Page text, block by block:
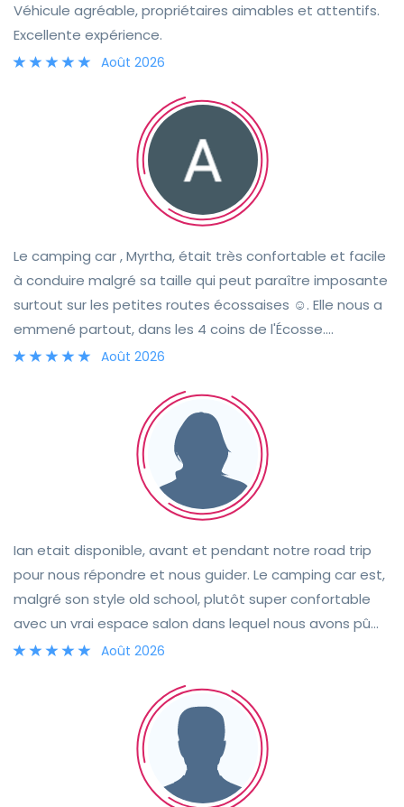
Véhicule agréable, propriétaires aimables et attentifs.
Excellente expérience.
Août 2026
Le camping car , Myrtha, était très confortable et facile
à conduire malgré sa taille qui peut paraître imposante
surtout sur les petites routes écossaises ☺️. Elle nous a
emmené partout, dans les 4 coins de l'Écosse.
L'équipement est plus qu'optimal, nous n'avons
son hôte, a été facile et très convivial. Nous sommes
très heureux de cette belle aventure et découverte de
Août 2026
Ian etait disponible, avant et pendant notre road trip
pour nous répondre et nous guider. Le camping car est,
malgré son style old school, plutôt super confortable
avec un vrai espace salon dans lequel nous avons pû
passer de supers soirées malgré la mauvaise meteo
bouteille, épluché légumes, cafetière à piston et bon
couteau de cuisine. Bref tout y est pour un excellent
séjour. Je vous le recommande.
Août 2026